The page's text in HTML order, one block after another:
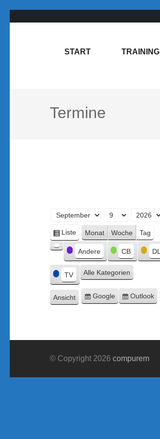
START TRAINING
Termine
Monat
Jahr
Ansicht
als
Liste Monat Woche Tag
Kategorien
Kategorie
ohne
Titel
Andere CB DL
TV Alle Kategorien
Ansicht ausdrucken
Eintragen
Google
Eintragen
Outlook
© Copyright 2026 compurem